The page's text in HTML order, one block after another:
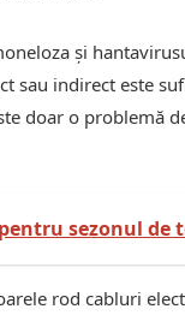
și
sau indirect este
doar o problemă
sezonul de
rod cabluri